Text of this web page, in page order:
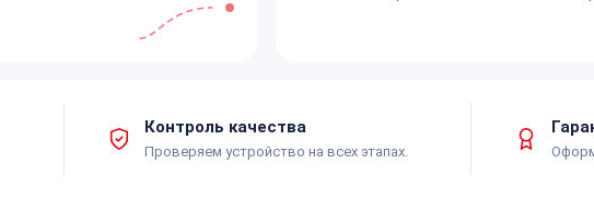
Контроль качества
Проверяем устройство на всех этапах.